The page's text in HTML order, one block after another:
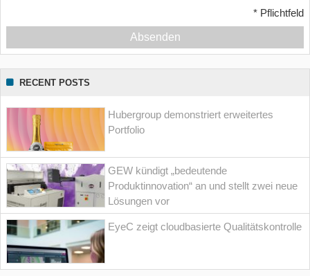
* Pflichtfeld
Absenden
RECENT POSTS
Hubergroup demonstriert erweitertes
Portfolio
GEW kündigt „bedeutende
Produktinnovation“ an und stellt zwei neue
Lösungen vor
EyeC zeigt cloudbasierte Qualitätskontrolle